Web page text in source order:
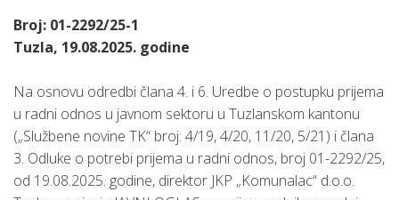
Broj: 01-2292/25-1
Tuzla, 19.08.2025. godine
Na osnovu odredbi člana 4. i 6. Uredbe o postupku prijema
u radni odnos u javnom sektoru u Tuzlanskom kantonu
(„Službene novine TK“ broj: 4/19, 4/20, 11/20, 5/21) i člana
3. Odluke o potrebi prijema u radni odnos, broj 01-2292/25,
od 19.08.2025. godine, direktor JKP „Komunalac“ d.o.o.